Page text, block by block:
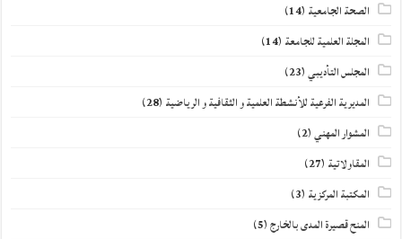
الصحة الجامعية (14)
المجلة العلمية للجامعة (14)
المجلس التأديبي(23)
المديرية الفرعية للأنشطة العلمية و الثقافية و الرياضية (28)
المشوار المهني(2)
المقاولاتية (27)
المكتبة المركزية (3)
المنح قصيرة المدى بالخارج(5)